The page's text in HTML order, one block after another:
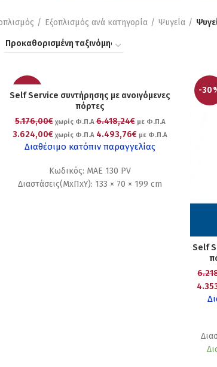
Εξοπλισμός ανά κατηγορία Ψυγεία
-30%
Self Service συντήρησης με ανοιγόμενες
πόρτες
5.176,00€χωρίς Φ.Π.Α6.418,24€με Φ.Π.Α
3.624,00€ χωρίς Φ.Π.Α 4.493,76€ με Φ.Π.Α
Διαθέσιμο κατόπιν παραγγελίας
Κωδικός: MAE 130 PV
Διαστάσεις(ΜxΠxΥ): 133 × 70 × 199 cm
-
Self